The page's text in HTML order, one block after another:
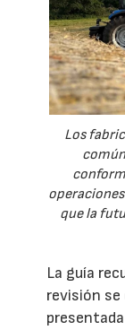
Los
que la
La guía
revisión